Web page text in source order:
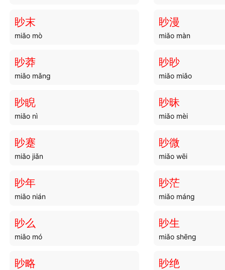
眇末
miǎo mò
眇漫
miǎo màn
眇莽
miǎo mǎng
眇眇
miǎo miǎo
眇睨
miǎo nì
眇昧
miǎo mèi
眇蹇
miǎo jiǎn
眇微
miǎo wēi
眇年
miǎo nián
眇茫
miǎo máng
眇么
miǎo mó
眇生
miǎo shēng
眇略 眇绝